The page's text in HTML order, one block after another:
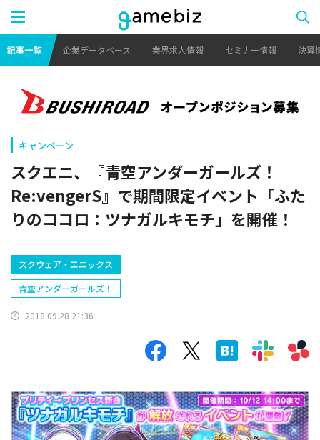
記事一覧 企業データベース 業界求人情報 セミナー情報 決算
キャンペーン
スクエニ、『青空アンダーガールズ！
Re:vengerS』で期間限定イベント「ふた
りのココロ：ツナガルキモチ」を開催！
スクウェア・エニックス
青空アンダーガールズ！
2018.09.28 21:36